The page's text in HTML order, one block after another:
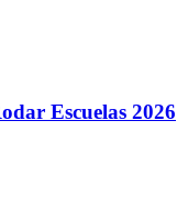
Escuelas 2026